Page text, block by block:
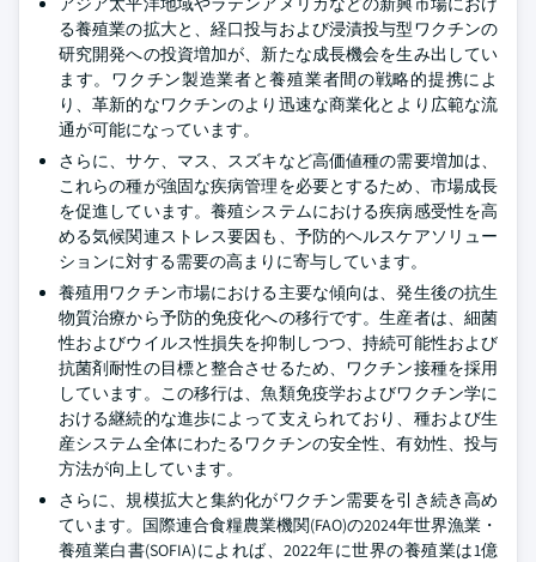
る養殖業の拡大と、経口投与および浸漬投与型ワクチンの
研究開発への投資増加が、新たな成長機会を生み出してい
ます。ワクチン製造業者と養殖業者間の戦略的提携によ
り、革新的なワクチンのより迅速な商業化とより広範な流
通が可能になっています。
さらに、サケ、マス、スズキなど高価値種の需要増加は、
これらの種が強固な疾病管理を必要とするため、市場成長
を促進しています。養殖システムにおける疾病感受性を高
める気候関連ストレス要因も、予防的ヘルスケアソリュー
ションに対する需要の高まりに寄与しています。
養殖用ワクチン市場における主要な傾向は、発生後の抗生
物質治療から予防的免疫化への移行です。生産者は、細菌
性およびウイルス性損失を抑制しつつ、持続可能性および
抗菌剤耐性の目標と整合させるため、ワクチン接種を採用
しています。この移行は、魚類免疫学およびワクチン学に
おける継続的な進歩によって支えられており、種および生
産システム全体にわたるワクチンの安全性、有効性、投与
方法が向上しています。
さらに、規模拡大と集約化がワクチン需要を引き続き高め
ています。国際連合食糧農業機関(FAO)の2024年世界漁業・
養殖業白書(SOFIA)によれば、2022年に世界の養殖業は1億